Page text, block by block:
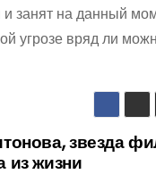
занят на данный
угрозе вряд ли
звезда
из жизни